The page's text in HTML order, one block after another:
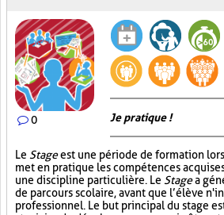
0 Je pratique !
Le Stageest une période de formation
met en pratique les compétences
une discipline particulière. Le Stagea
de parcours scolaire, avant que l’élève
professionnel. Le but principal du stage